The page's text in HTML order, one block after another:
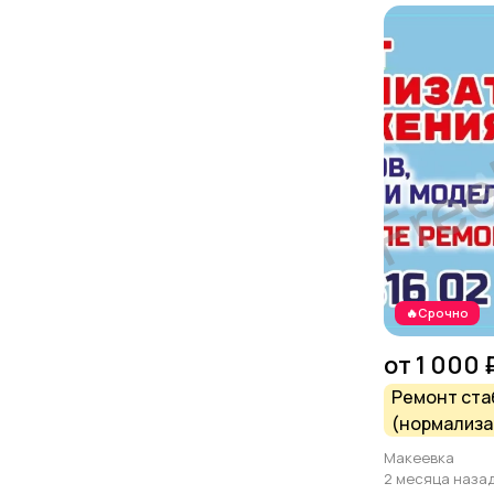
🔥Срочно
от 1 000
Ремонт
типов,
Макеевка
2 месяца